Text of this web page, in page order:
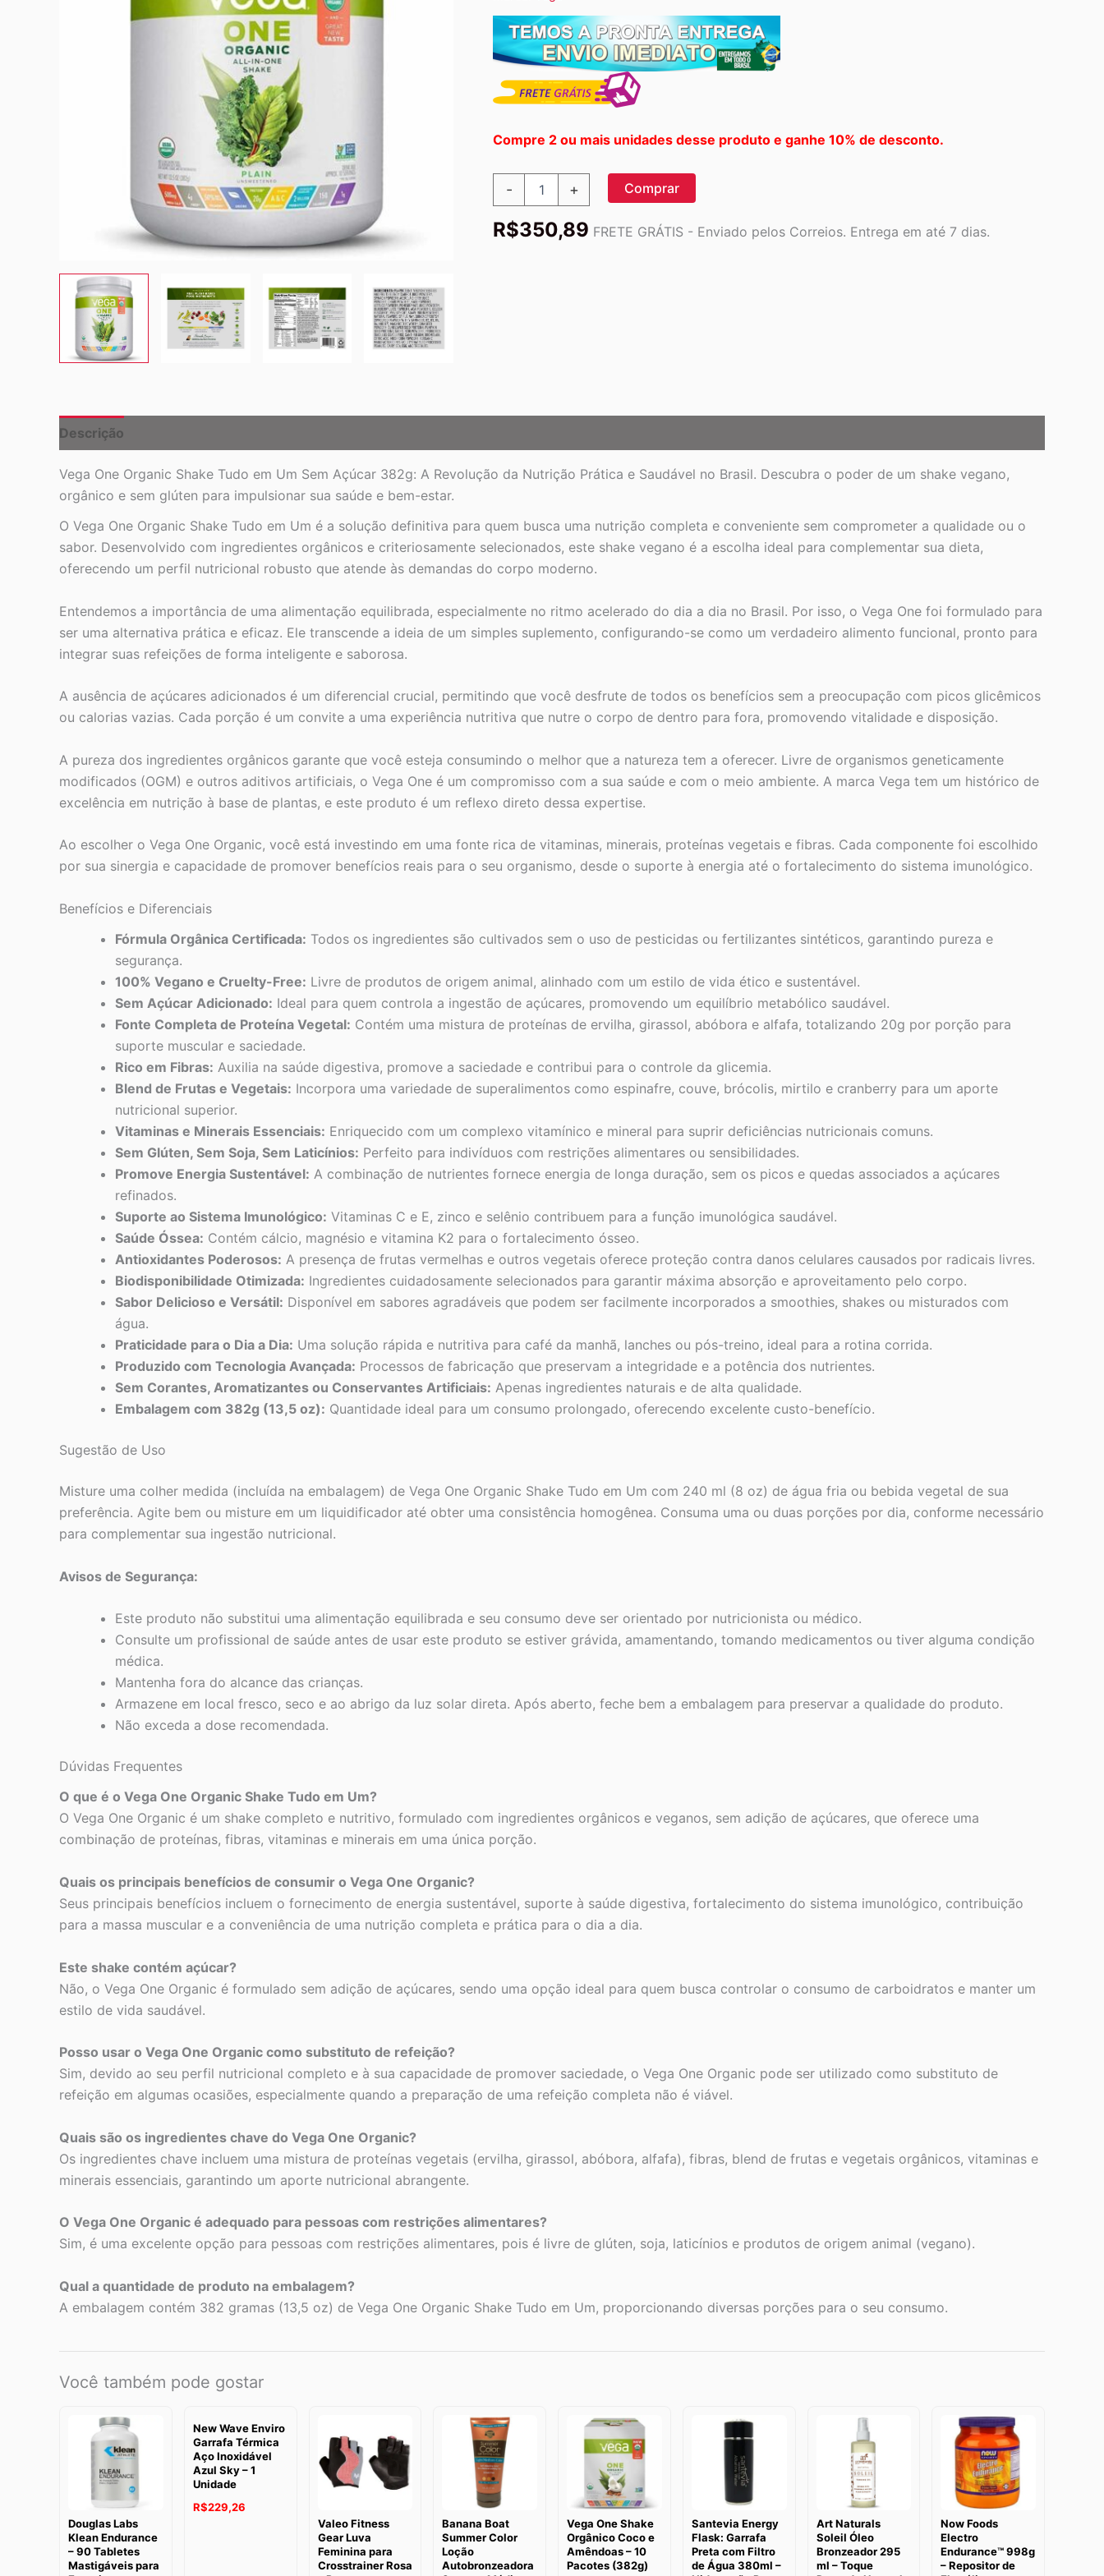
Compre 2 ou mais unidades desse produto e ganhe 10% de desconto.
-
Shake
+ Comprar
R$350,89 FRETE GRÁTIS - Enviado pelos Correios. Entrega em até 7 dias.
Descrição
Vega One Organic Shake Tudo em Um Sem Açúcar 382g: A Revolução da Nutrição Prática e Saudável no Brasil. Descubra o poder de um shake vegano,
orgânico e sem glúten para impulsionar sua saúde e bem-estar.
O Vega One Organic Shake Tudo em Um é a solução definitiva para quem busca uma nutrição completa e conveniente sem comprometer a qualidade ou o
sabor. Desenvolvido com ingredientes orgânicos e criteriosamente selecionados, este shake vegano é a escolha ideal para complementar sua dieta,
oferecendo um perfil nutricional robusto que atende às demandas do corpo moderno.
Entendemos a importância de uma alimentação equilibrada, especialmente no ritmo acelerado do dia a dia no Brasil. Por isso, o Vega One foi formulado para
ser uma alternativa prática e eficaz. Ele transcende a ideia de um simples suplemento, configurando-se como um verdadeiro alimento funcional, pronto para
integrar suas refeições de forma inteligente e saborosa.
A ausência de açúcares adicionados é um diferencial crucial, permitindo que você desfrute de todos os benefícios sem a preocupação com picos glicêmicos
ou calorias vazias. Cada porção é um convite a uma experiência nutritiva que nutre o corpo de dentro para fora, promovendo vitalidade e disposição.
A pureza dos ingredientes orgânicos garante que você esteja consumindo o melhor que a natureza tem a oferecer. Livre de organismos geneticamente
modificados (OGM) e outros aditivos artificiais, o Vega One é um compromisso com a sua saúde e com o meio ambiente. A marca Vega tem um histórico de
excelência em nutrição à base de plantas, e este produto é um reflexo direto dessa expertise.
Ao escolher o Vega One Organic, você está investindo em uma fonte rica de vitaminas, minerais, proteínas vegetais e fibras. Cada componente foi escolhido
por sua sinergia e capacidade de promover benefícios reais para o seu organismo, desde o suporte à energia até o fortalecimento do sistema imunológico.
Benefícios e Diferenciais
Fórmula Orgânica Certificada: Todos os ingredientes são cultivados sem o uso de pesticidas ou fertilizantes sintéticos, garantindo pureza e
segurança.
100% Vegano e Cruelty-Free: Livre de produtos de origem animal, alinhado com um estilo de vida ético e sustentável.
Sem Açúcar Adicionado: Ideal para quem controla a ingestão de açúcares, promovendo um equilíbrio metabólico saudável.
Fonte Completa de Proteína Vegetal: Contém uma mistura de proteínas de ervilha, girassol, abóbora e alfafa, totalizando 20g por porção para
suporte muscular e saciedade.
Rico em Fibras: Auxilia na saúde digestiva, promove a saciedade e contribui para o controle da glicemia.
Blend de Frutas e Vegetais: Incorpora uma variedade de superalimentos como espinafre, couve, brócolis, mirtilo e cranberry para um aporte
nutricional superior.
Vitaminas e Minerais Essenciais: Enriquecido com um complexo vitamínico e mineral para suprir deficiências nutricionais comuns.
Sem Glúten, Sem Soja, Sem Laticínios: Perfeito para indivíduos com restrições alimentares ou sensibilidades.
Promove Energia Sustentável: A combinação de nutrientes fornece energia de longa duração, sem os picos e quedas associados a açúcares
refinados.
Suporte ao Sistema Imunológico: Vitaminas C e E, zinco e selênio contribuem para a função imunológica saudável.
Saúde Óssea: Contém cálcio, magnésio e vitamina K2 para o fortalecimento ósseo.
Antioxidantes Poderosos: A presença de frutas vermelhas e outros vegetais oferece proteção contra danos celulares causados por radicais livres.
Biodisponibilidade Otimizada: Ingredientes cuidadosamente selecionados para garantir máxima absorção e aproveitamento pelo corpo.
Sabor Delicioso e Versátil: Disponível em sabores agradáveis que podem ser facilmente incorporados a smoothies, shakes ou misturados com
água.
Praticidade para o Dia a Dia: Uma solução rápida e nutritiva para café da manhã, lanches ou pós-treino, ideal para a rotina corrida.
Produzido com Tecnologia Avançada: Processos de fabricação que preservam a integridade e a potência dos nutrientes.
Sem Corantes, Aromatizantes ou Conservantes Artificiais: Apenas ingredientes naturais e de alta qualidade.
Embalagem com 382g (13,5 oz): Quantidade ideal para um consumo prolongado, oferecendo excelente custo-benefício.
Sugestão de Uso
Misture uma colher medida (incluída na embalagem) de Vega One Organic Shake Tudo em Um com 240 ml (8 oz) de água fria ou bebida vegetal de sua
preferência. Agite bem ou misture em um liquidificador até obter uma consistência homogênea. Consuma uma ou duas porções por dia, conforme necessário
para complementar sua ingestão nutricional.
Avisos de Segurança:
Este produto não substitui uma alimentação equilibrada e seu consumo deve ser orientado por nutricionista ou médico.
Consulte um profissional de saúde antes de usar este produto se estiver grávida, amamentando, tomando medicamentos ou tiver alguma condição
médica.
Mantenha fora do alcance das crianças.
Armazene em local fresco, seco e ao abrigo da luz solar direta. Após aberto, feche bem a embalagem para preservar a qualidade do produto.
Não exceda a dose recomendada.
Dúvidas Frequentes
O que é o Vega One Organic Shake Tudo em Um?
O Vega One Organic é um shake completo e nutritivo, formulado com ingredientes orgânicos e veganos, sem adição de açúcares, que oferece uma
combinação de proteínas, fibras, vitaminas e minerais em uma única porção.
Quais os principais benefícios de consumir o Vega One Organic?
Seus principais benefícios incluem o fornecimento de energia sustentável, suporte à saúde digestiva, fortalecimento do sistema imunológico, contribuição
para a massa muscular e a conveniência de uma nutrição completa e prática para o dia a dia.
Este shake contém açúcar?
Não, o Vega One Organic é formulado sem adição de açúcares, sendo uma opção ideal para quem busca controlar o consumo de carboidratos e manter um
estilo de vida saudável.
Posso usar o Vega One Organic como substituto de refeição?
Sim, devido ao seu perfil nutricional completo e à sua capacidade de promover saciedade, o Vega One Organic pode ser utilizado como substituto de
refeição em algumas ocasiões, especialmente quando a preparação de uma refeição completa não é viável.
Quais são os ingredientes chave do Vega One Organic?
Os ingredientes chave incluem uma mistura de proteínas vegetais (ervilha, girassol, abóbora, alfafa), fibras, blend de frutas e vegetais orgânicos, vitaminas e
minerais essenciais, garantindo um aporte nutricional abrangente.
O Vega One Organic é adequado para pessoas com restrições alimentares?
Sim, é uma excelente opção para pessoas com restrições alimentares, pois é livre de glúten, soja, laticínios e produtos de origem animal (vegano).
Qual a quantidade de produto na embalagem?
A embalagem contém 382 gramas (13,5 oz) de Vega One Organic Shake Tudo em Um, proporcionando diversas porções para o seu consumo.
Você também pode gostar
Douglas Labs
Klean Endurance
– 90 Tabletes
Mastigáveis para
New Wave Enviro
Garrafa Térmica
Aço Inoxidável
Azul Sky – 1
Unidade
R$229,26
Valeo Fitness
Gear Luva
Feminina para
Crosstrainer Rosa
Banana Boat
Summer Color
Loção
Autobronzeadora
Vega One Shake
Orgânico Coco e
Amêndoas – 10
Pacotes (382g)
Santevia Energy
Flask: Garrafa
Preta com Filtro
de Água 380ml –
Art Naturals
Soleil Óleo
Bronzeador 295
ml – Toque
Now Foods
Electro
Endurance™ 998g
– Repositor de